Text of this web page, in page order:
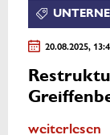
20.08.2025,
weiterlesen